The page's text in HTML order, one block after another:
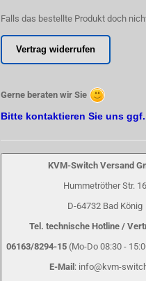
Falls das bestellte Produkt doch
Vertrag widerrufen
Gerne beraten wir Sie
Bitte kontaktieren Sie uns
KVM-Switch Versand
Hummetröther Str. 16
D-64732 Bad König
Tel. technische Hotline /
06163/8294-15 (Mo-Do 08:30 -
E-Mail : info@kvm-